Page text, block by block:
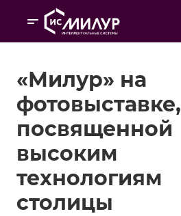
«Милур» на
фотовыставке,
посвященной
высоким
технологиям
столицы